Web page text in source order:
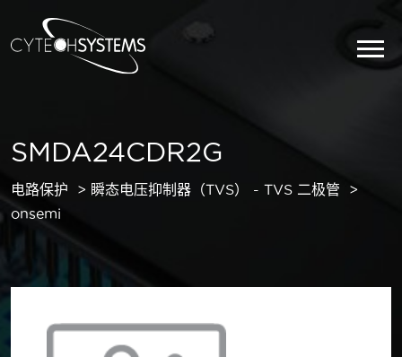
SMDA24CDR2G
电路保护
瞬态电压抑制器（TVS） - TVS 二极管
onsemi